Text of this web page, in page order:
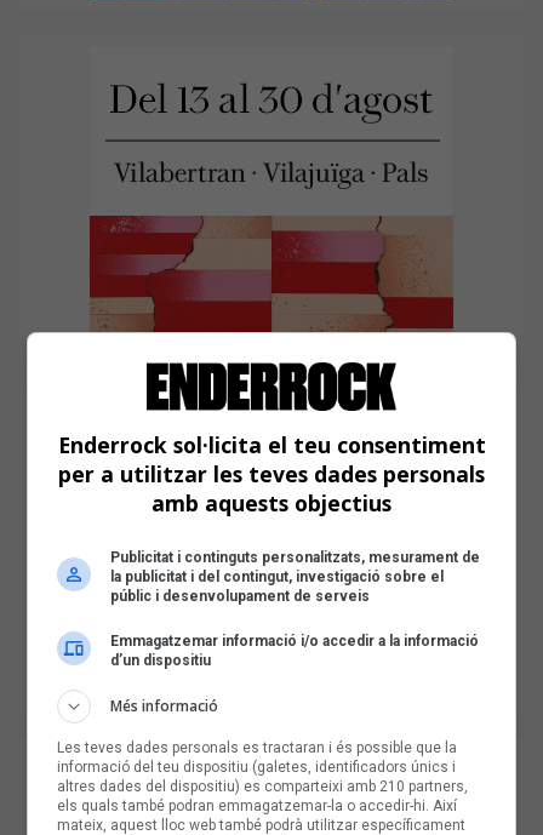
Enderrock sol·licita el teu consentiment
per a utilitzar les teves dades personals
amb aquests objectius
Publicitat i continguts personalitzats, mesurament de
la publicitat i del contingut, investigació sobre el
públic i desenvolupament de serveis
Emmagatzemar informació i/o accedir a la informació
d’un dispositiu
Més informació
Les teves dades personals es tractaran i és possible que la
informació del teu dispositiu (galetes, identificadors únics i
altres dades del dispositiu) es comparteixi amb 210 partners,
els quals també podran emmagatzemar-la o accedir-hi. Així
mateix, aquest lloc web també podrà utilitzar específicament